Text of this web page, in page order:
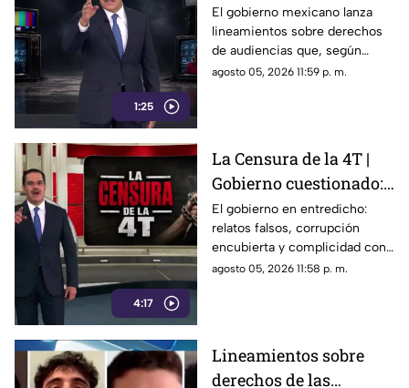
1:25
mecanismo del
gobierno para censurar
medios y blindar la
corrupción en México
El gobierno mexicano lanza
lineamientos sobre derechos
de audiencias que, según
críticos, no protegen al
crimen organizado.
agosto 05, 2026 11:59 p. m.
4:17
La Censura de la 4T |
Gobierno cuestionado:
relatos falsos,
corrupción encubierta
y complicidad
El gobierno en entredicho:
relatos falsos, corrupción
encubierta y complicidad con
el crimen
agosto 05, 2026 11:58 p. m.
Lineamientos sobre
derechos de las